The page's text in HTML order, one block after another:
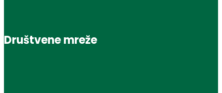
Društvene mreže